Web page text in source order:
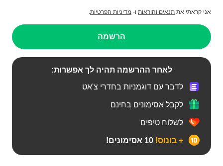
אני קראתי את תנאים והוראות ו- מדיניות הפרטיות.
הרשמה
לאחר ההרשמה תהיה לך אפשרות:
לדבר עם דוגמניות בחדרי צ'אט
לקבל אסימונים בחינם
לשלוח טיפים
+ בונוס!